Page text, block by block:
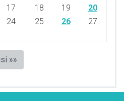
17 18 19
20
24 25 26
27
»»